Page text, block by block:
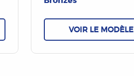
VOIR LE MODÈLE